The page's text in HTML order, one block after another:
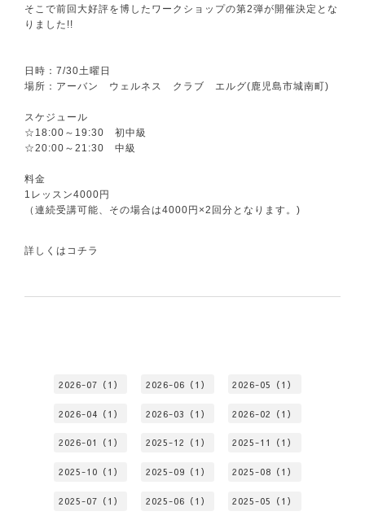
そこで前回大好評を博したワークショップの第2弾が開催決定とな
りました!!
日時：7/30土曜日
場所：アーバン ウェルネス クラブ エルグ(鹿児島市城南町)
スケジュール
☆18:00～19:30 初中級
☆20:00～21:30 中級
料金
1レッスン4000円
（連続受講可能、その場合は4000円×2回分となります。)
詳しくは コチラ
2026-07（1） 2026-06（1） 2026-05（1）
2026-04（1） 2026-03（1） 2026-02（1）
2026-01（1） 2025-12（1） 2025-11（1）
2025-10（1） 2025-09（1） 2025-08（1）
2025-07（1） 2025-06（1） 2025-05（1）